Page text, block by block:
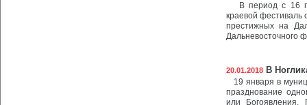
В период с 16 по
краевой фестиваль
престижных на
Дальневосточного
20.01.2018 В
19 января в
празднование
или